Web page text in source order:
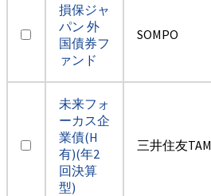
損保ジャ
パン 外
国債券フ
ァンド
SOMPO
未来フォ
ーカス企
業債(H
有)(年2
回決算
型)
三井住友TAM